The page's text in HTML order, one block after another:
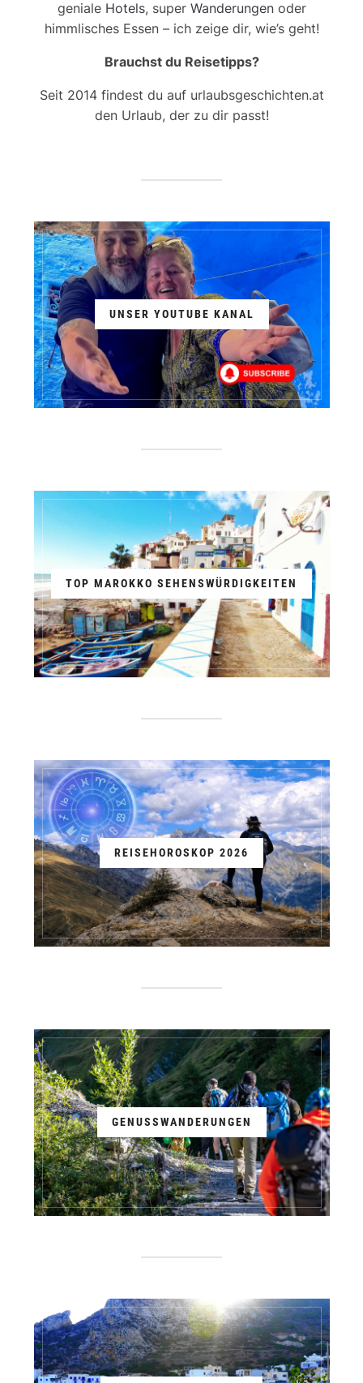
geniale Hotels, super Wanderungenoder
himmlisches Essen – ich zeige dir, wie’s geht!
Brauchst du Reisetipps?
Seit 2014 findest du auf urlaubsgeschichten.at
den Urlaub, der zu dir passt!
UNSER YOUTUBE KANAL
TOP MAROKKO SEHENSWÜRDIGKEITEN
REISEHOROSKOP 2026
GENUSSWANDERUNGEN